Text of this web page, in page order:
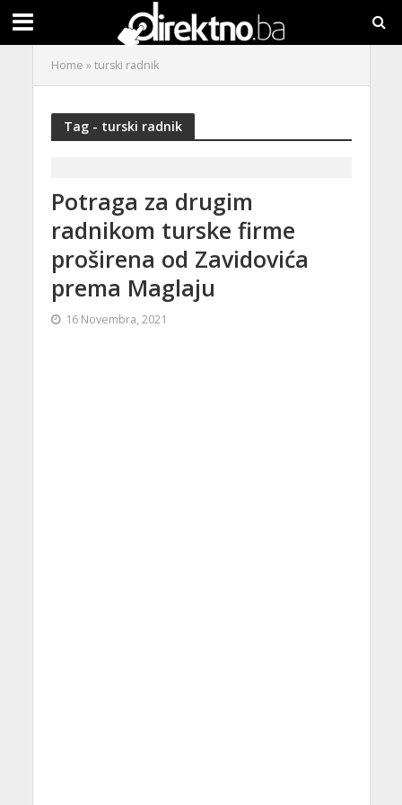
Home »turski radnik
Tag - turski radnik
Potraga za drugim
radnikom turske firme
proširena od Zavidovića
prema Maglaju
16 Novembra, 2021